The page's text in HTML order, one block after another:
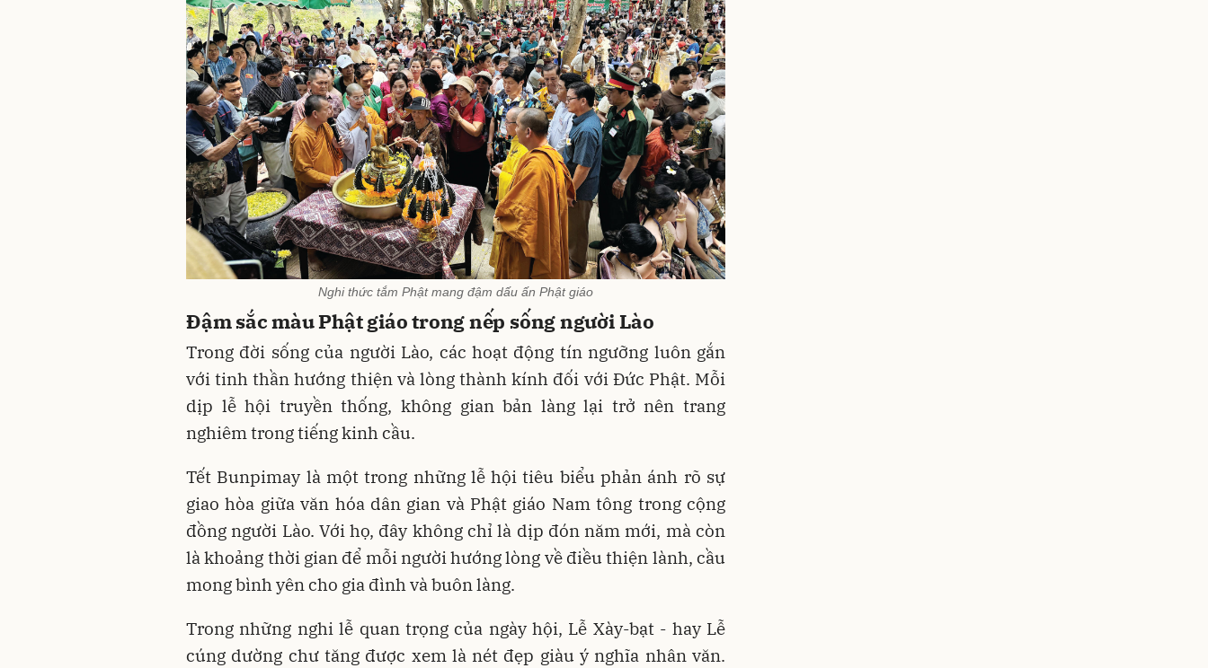
Nghi thức tắm Phật mang đậm dấu ấn Phật giáo
Đậm sắc màu Phật giáo trong nếp sống người Lào
Trong đời sống của người Lào, các hoạt động tín ngưỡng luôn gắn
với tinh thần hướng thiện và lòng thành kính đối với Đức Phật. Mỗi
dịp lễ hội truyền thống, không gian bản làng lại trở nên trang
nghiêm trong tiếng kinh cầu.
Tết Bunpimay là một trong những lễ hội tiêu biểu phản ánh rõ sự
giao hòa giữa văn hóa dân gian và Phật giáo Nam tông trong cộng
đồng người Lào. Với họ, đây không chỉ là dịp đón năm mới, mà còn
là khoảng thời gian để mỗi người hướng lòng về điều thiện lành, cầu
mong bình yên cho gia đình và buôn làng.
Trong những nghi lễ quan trọng của ngày hội, Lễ Xày-bạt - hay Lễ
cúng dường chư tăng được xem là nét đẹp giàu ý nghĩa nhân văn.